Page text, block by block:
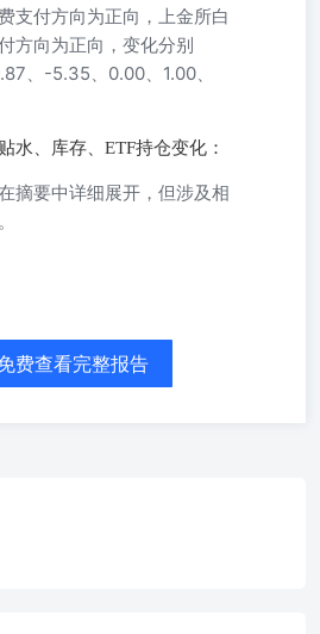
支付方向为正向，上金所白
方向为正向，变化分别
、-5.35、0.00、1.00、
水、库存、ETF持仓变化：
摘要中详细展开，但涉及相
1.87 149.78 1.28 1.06 美国10年期TIPS 美
化 68.26 940.00 961.00 31.91 2905.90 最
伦敦钯 伦敦铂 伦敦银 伦敦金 品种 价
持仓 上金所白银库存 上金所黄金递
1.00 1.00 贵金属比价 升贴水、库存、
声明: 以上图表数据来源：彭博、永安源
费查看完整报告